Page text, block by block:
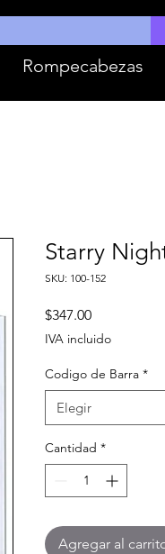
Rompecabezas
Starry
SKU: 100-152
$347.00Precio
IVA incluido
Codigo de Barra *
Elegir
Cantidad *
Agregar al